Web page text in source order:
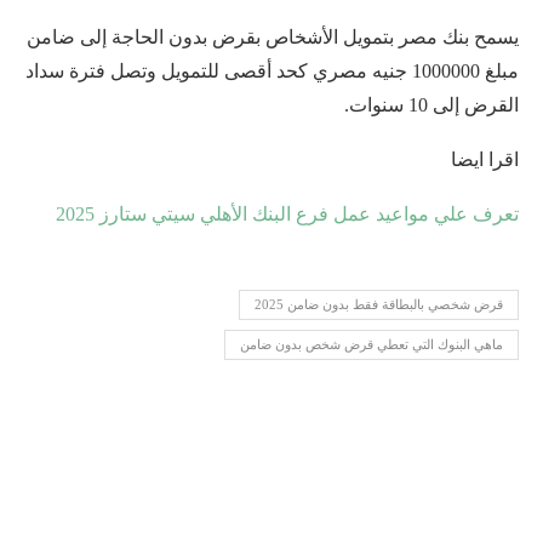
يسمح بنك مصر بتمويل الأشخاص بقرض بدون الحاجة إلى ضامن
مبلغ 1000000 جنيه مصري كحد أقصى للتمويل وتصل فترة سداد
القرض إلى 10 سنوات.
اقرا ايضا
تعرف علي مواعيد عمل فرع البنك الأهلي سيتي ستارز 2025
قرض شخصي بالبطاقة فقط بدون ضامن 2025
ماهي البنوك التي تعطي قرض شخص بدون ضامن